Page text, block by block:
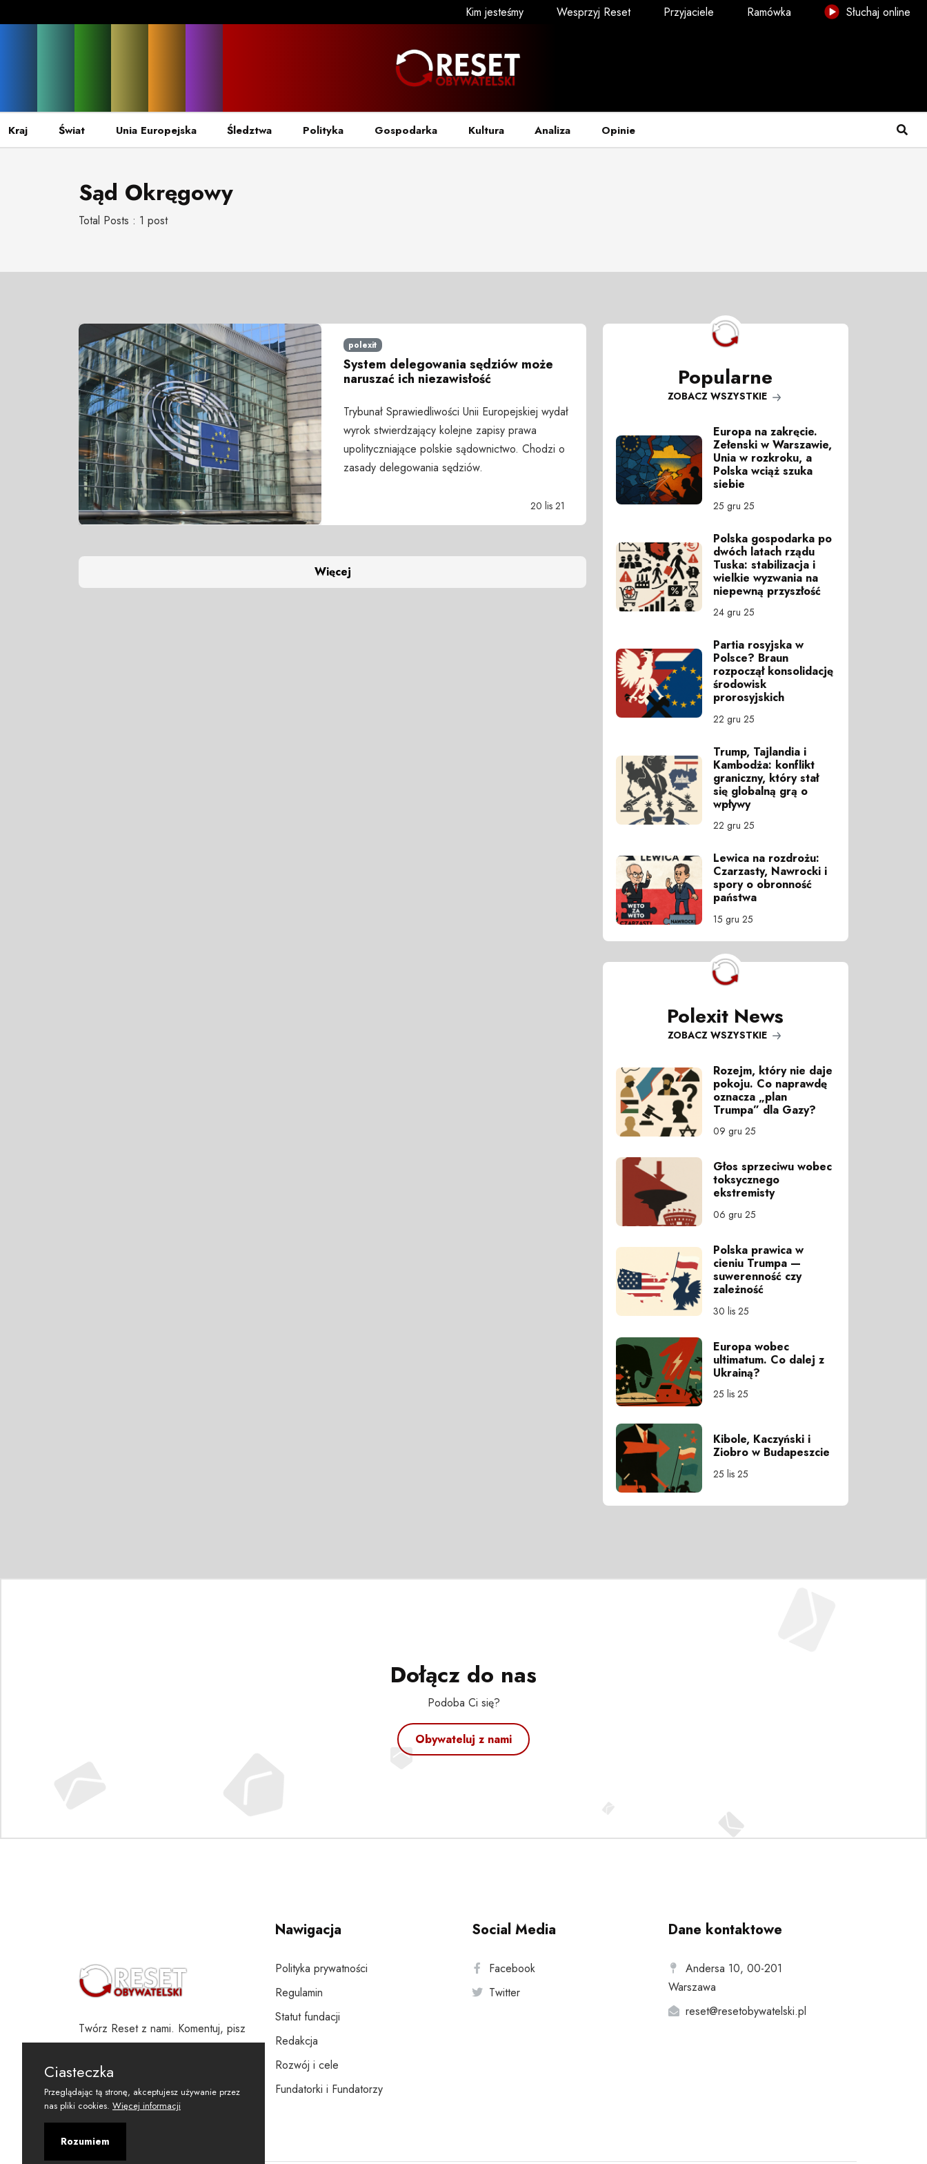
Kim jesteśmy Wesprzyj Reset Przyjaciele Ramówka Słuchaj online
Kraj Świat Unia Europejska Śledztwa Polityka Gospodarka Kultura Analiza Opinie
Sąd Okręgowy
Total Posts : 1 post
polexit
System delegowania sędziów może
naruszać ich niezawisłość
Trybunał Sprawiedliwości Unii Europejskiej wydał
wyrok stwierdzający kolejne zapisy prawa
upolityczniające polskie sądownictwo. Chodzi o
zasady delegowania sędziów.
20 lis 21
Więcej
Popularne
ZOBACZ WSZYSTKIE
Europa na zakręcie.
Zełenski w Warszawie,
Unia w rozkroku, a
Polska wciąż szuka
siebie
25 gru 25
Polska gospodarka po
dwóch latach rządu
Tuska: stabilizacja i
wielkie wyzwania na
niepewną przyszłość
24 gru 25
Partia rosyjska w
Polsce? Braun
rozpoczął konsolidację
środowisk
prorosyjskich
22 gru 25
Trump, Tajlandia i
Kambodża: konflikt
graniczny, który stał
się globalną grą o
wpływy
22 gru 25
Lewica na rozdrożu:
Czarzasty, Nawrocki i
spory o obronność
państwa
15 gru 25
Polexit News
ZOBACZ WSZYSTKIE
Rozejm, który nie daje
pokoju. Co naprawdę
oznacza „plan
Trumpa” dla Gazy?
09 gru 25
Głos sprzeciwu wobec
toksycznego
ekstremisty
06 gru 25
Polska prawica w
cieniu Trumpa —
suwerenność czy
zależność
30 lis 25
Europa wobec
ultimatum. Co dalej z
Ukrainą?
25 lis 25
Kibole, Kaczyński i
Ziobro w Budapeszcie
25 lis 25
Dołącz do nas
Podoba Ci się?
Obywateluj z nami
Twórz Reset z nami. Komentuj, pisz
i wspieraj
Nawigacja
Polityka prywatności
Regulamin
Statut fundacji
Redakcja
Rozwój i cele
Fundatorki i Fundatorzy
Social Media
Facebook
Twitter
Dane kontaktowe
Andersa 10, 00-201
Warszawa
reset@resetobywatelski.pl
Ciasteczka
Przeglądając tą stronę, akceptujesz używanie przez
nas pliki cookies. Więcej informacji
Rozumiem